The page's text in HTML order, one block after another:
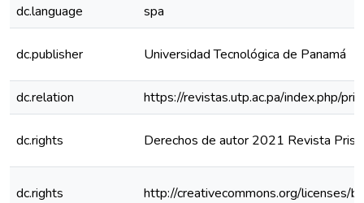
dc.language
spa
dc.publisher Universidad Tecnológica de Panamá
dc.relation https://revistas.utp.ac.pa/index.php/
dc.rights Derechos de autor 2021 Revista
dc.rights http://creativecommons.org/licenses/